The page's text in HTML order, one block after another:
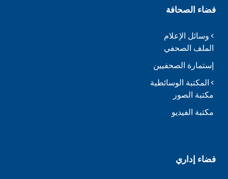
فضاء الصحافة
وسائل الإعلام
الملف الصحفي
إستمارة الصحفيين
المكتبة الوسائطية
مكتبة الصور
مكتبة الفيديو
فضاء إداري